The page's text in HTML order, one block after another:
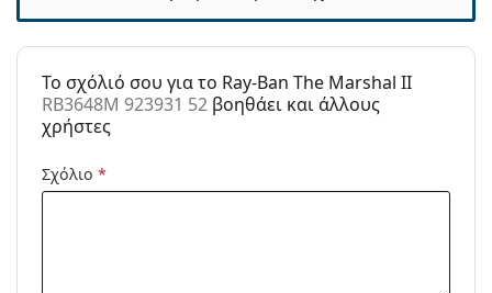
Χρήση:
Μόδα
Προϊόντος /
Μοντέλο:
To σχόλιό σου για το Ray-Ban The Marshal II
RB3648M 923931 52 βοηθάει και άλλους
χρήστες
Σχόλιο *